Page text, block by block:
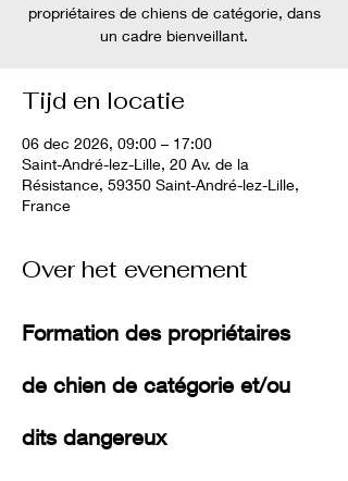
propriétaires de chiens de catégorie, dans
un cadre bienveillant.
Tijd en locatie
06 dec 2026, 09:00 – 17:00
Saint-André-lez-Lille, 20 Av. de la
Résistance, 59350 Saint-André-lez-Lille,
France
Over het evenement
Formation des propriétaires
de chien de catégorie et/ou
dits dangereux